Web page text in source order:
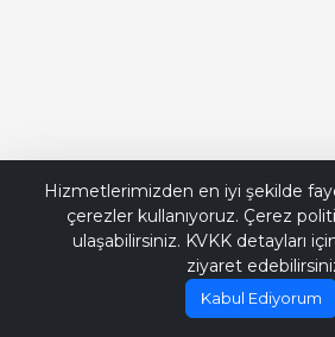
Hizmetlerimizden en iyi şekilde
çerezler kullanıyoruz. Çerez
ulaşabilirsiniz. KVKK detayları
ziyaret
Kabul Ediyorum